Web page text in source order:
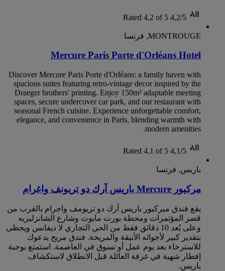
4,2/5
Rated 4,2 of 5
MONTROUGE, فرنسا
Mercure Paris Porte d'Orléans Hotel
Discover Mercure Paris Porte d'Orléans: a family haven with
spacious suites featuring retro-vintage decor inspired by the
Draeger brothers' printing. Enjoy 150m² adaptable meeting
spaces, secure undercover car park, and our restaurant with
seasonal French cuisine. Experience unforgettable comfort,
elegance, and convenience in Paris, blending warmth with
modern amenities.
4,1/5
Rated 4,1 of 5
باريس, فرنسا
مركيور Mercure باريس آرك دو تريونف واغرام
يقع فندق ميركيور باريس آرك دو تريومف واجرام بالقرب من
قصر المؤتمرات ومحطة بورت مايوت وشارع الشانزليزيه
وعلى بُعد 10 دقائق فقط من الحي التجاري لا ديفانس ويحظى
بتقدير كبير لأجوائه الأنيقة والمريحة. فندق مريح يدعوك
للاسترخاء بعد يوم عمل أو تسوق في العاصمة. استمتع بوجبة
إفطار شهية في غرفة العائلة قبل الانطلاق لاستكشاف
باريس.